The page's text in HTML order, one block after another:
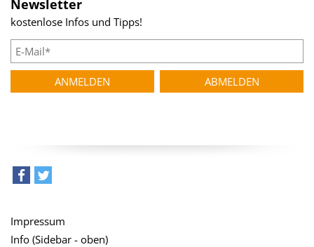
Newsletter
kostenlose Infos und Tipps!
Impressum
Info (Sidebar - oben)